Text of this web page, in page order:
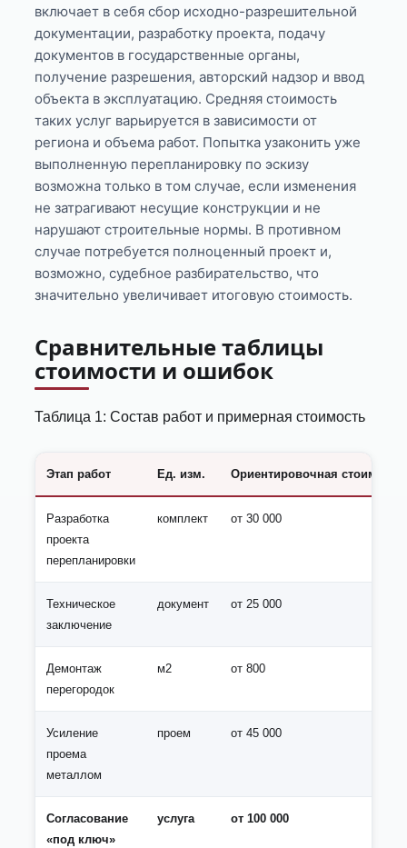
включает в себя сбор исходно-разрешительной
документации, разработку проекта, подачу
документов в государственные органы,
получение разрешения, авторский надзор и ввод
объекта в эксплуатацию. Средняя стоимость
таких услуг варьируется в зависимости от
региона и объема работ. Попытка узаконить уже
выполненную перепланировку по эскизу
возможна только в том случае, если изменения
не затрагивают несущие конструкции и не
нарушают строительные нормы. В противном
случае потребуется полноценный проект и,
возможно, судебное разбирательство, что
значительно увеличивает итоговую стоимость.
Сравнительные таблицы
стоимости и ошибок
Таблица 1: Состав работ и примерная стоимость
Этап работ Ед. изм. Ориентировочная стоимость
Разработка
проекта
перепланировки
комплект от 30 000
Техническое
заключение
документ от 25 000
Демонтаж
перегородок
м2 от 800
Усиление
проема
металлом
проем от 45 000
Согласование
«под ключ»
услуга от 100 000